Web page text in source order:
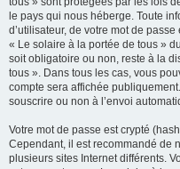
le pays qui nous héberge. Toute
d’utilisateur, de votre mot de
« Le solaire à la portée de tous »
soit obligatoire ou non, reste à la
tous ». Dans tous les cas, vous
compte sera affichée
souscrire ou non à l’envoi
Votre mot de passe est crypté
Cependant, il est recommandé de
plusieurs sites Internet différents.